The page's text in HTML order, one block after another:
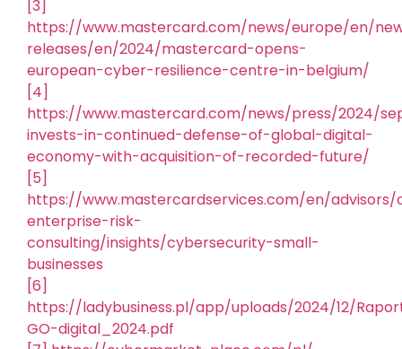
[3]
https://www.mastercard.com/news/europe/en/
releases/en/2024/mastercard-opens-
european-cyber-resilience-centre-in-belgium/
[4]
https://www.mastercard.com/news/press/2024/
invests-in-continued-defense-of-global-digital-
economy-with-acquisition-of-recorded-future/
[5]
https://www.mastercardservices.com/en/
enterprise-risk-
consulting/insights/cybersecurity-small-
businesses
[6]
https://ladybusiness.pl/app/uploads/2024/12/
GO-digital_2024.pdf